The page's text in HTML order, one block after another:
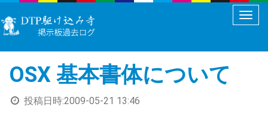
メ
ュ
OSX 基本書体について
投稿日時:2009-05-21 13:46